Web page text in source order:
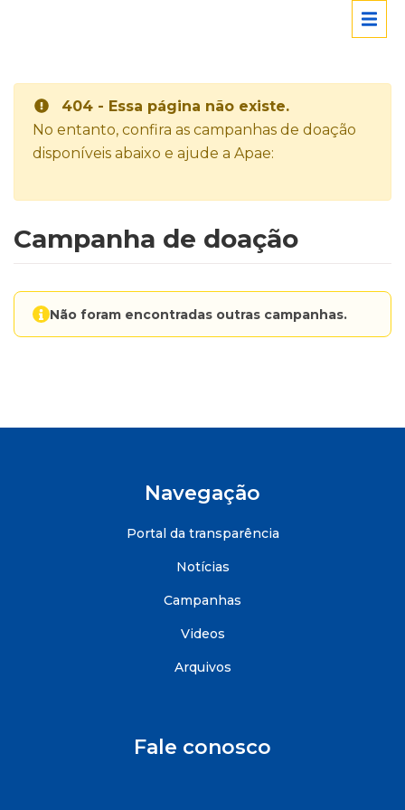
404 - Essa página não existe.
No entanto, confira as campanhas de doação
disponíveis abaixo e ajude a Apae:
Campanha de doação
Não foram encontradas outras campanhas.
Navegação
Portal da transparência
Notícias
Campanhas
Videos
Arquivos
Fale conosco